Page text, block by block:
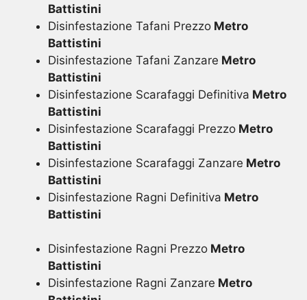
Battistini
Disinfestazione Tafani Prezzo Metro
Battistini
Disinfestazione Tafani Zanzare Metro
Battistini
Disinfestazione Scarafaggi Definitiva Metro
Battistini
Disinfestazione Scarafaggi Prezzo Metro
Battistini
Disinfestazione Scarafaggi Zanzare Metro
Battistini
Disinfestazione Ragni Definitiva Metro
Battistini
Disinfestazione Ragni Prezzo Metro
Battistini
Disinfestazione Ragni Zanzare Metro